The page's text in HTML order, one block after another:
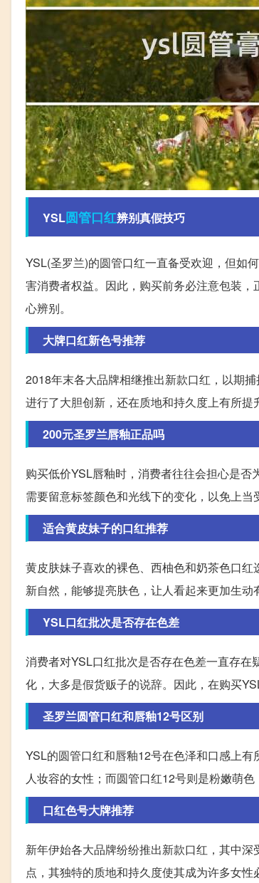
YSL圆管口红辨别真假技巧
YSL(圣罗兰)的圆管口红一直备受欢迎，但如
害消费者权益。因此，购买前务必注意包装
心辨别。
大牌口红新色号推荐
2018年末各大品牌相继推出新款口红，以期
进行了大胆创新，还在质地和持久度上有所提
200元圣罗兰唇釉正品吗
购买低价YSL唇釉时，消费者往往会担心是
需要留意标签颜色和光线下的变化，以免上当
适合黄皮妹子的口红推荐
黄皮肤妹子喜欢的裸色、西柚色和奶茶色口
新自然，能够提亮肤色，让人看起来更加生动
YSL口红批次是否存在色差
消费者对YSL口红批次是否存在色差一直存
化，大多是假货贩子的说辞。因此，在购买
圣罗兰圆管口红和唇釉12号区别
YSL的圆管口红和唇釉12号在色泽和口感上
人妆容的女性；而圆管口红12号则是粉嫩萌
口红色号大牌推荐
新年伊始各大品牌纷纷推出新款口红，其中
点，其独特的质地和持久度使其成为许多女